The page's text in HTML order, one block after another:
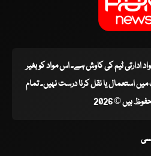
ادارتی ٹیم کی کاوش ہے۔ اس مواد کو بغیر
استعمال یا نقل کرنا درست نہیں۔ تمام
ہیں © 2026